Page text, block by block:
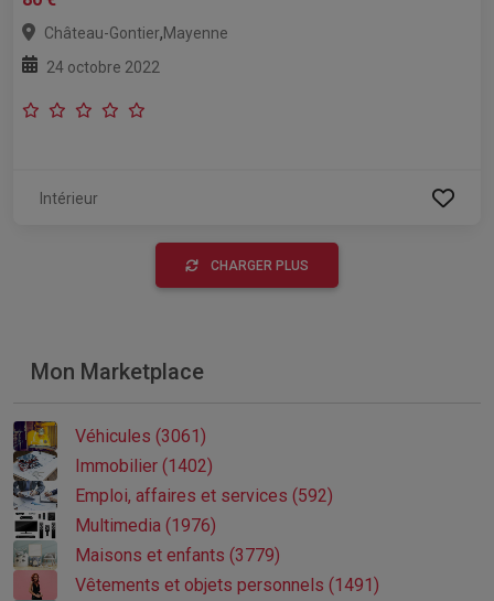
Château-Gontier,Mayenne
24 octobre 2022
Intérieur
CHARGER PLUS
Mon Marketplace
Véhicules (3061)
Immobilier (1402)
Emploi, affaires et services (592)
Multimedia (1976)
Maisons et enfants (3779)
Vêtements et objets personnels (1491)